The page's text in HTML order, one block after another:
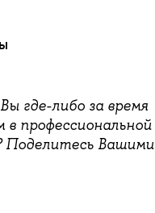
где-либо за время
в профессиональной
Поделитесь Вашими